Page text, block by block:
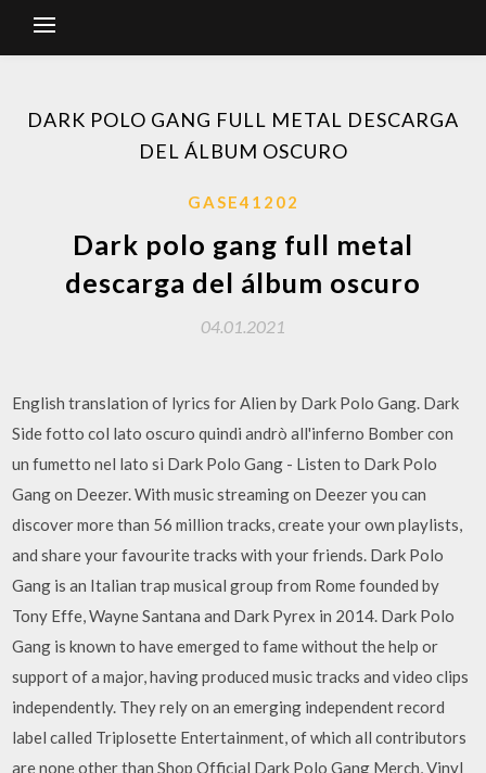
DARK POLO GANG FULL METAL DESCARGA
DEL ÁLBUM OSCURO
GASE41202
Dark polo gang full metal
descarga del álbum oscuro
04.01.2021
English translation of lyrics for Alien by Dark Polo Gang. Dark
Side fotto col lato oscuro quindi andrò all'inferno Bomber con
un fumetto nel lato si Dark Polo Gang - Listen to Dark Polo
Gang on Deezer. With music streaming on Deezer you can
discover more than 56 million tracks, create your own playlists,
and share your favourite tracks with your friends. Dark Polo
Gang is an Italian trap musical group from Rome founded by
Tony Effe, Wayne Santana and Dark Pyrex in 2014. Dark Polo
Gang is known to have emerged to fame without the help or
support of a major, having produced music tracks and video clips
independently. They rely on an emerging independent record
label called Triplosette Entertainment, of which all contributors
are none other than Shop Official Dark Polo Gang Merch, Vinyl